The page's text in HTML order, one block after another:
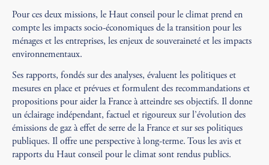
Pour ces deux missions, le Haut conseil pour le climat prend en
compte les impacts socio-économiques de la transition pour les
ménages et les entreprises, les enjeux de souveraineté et les impacts
environnementaux.
Ses rapports, fondés sur des analyses, évaluent les politiques et
mesures en place et prévues et formulent des recommandations et
propositions pour aider la France à atteindre ses objectifs. Il donne
un éclairage indépendant, factuel et rigoureux sur l’évolution des
émissions de gaz à effet de serre de la France et sur ses politiques
publiques. Il offre une perspective à long-terme. Tous les avis et
rapports du Haut conseil pour le climat sont rendus publics.